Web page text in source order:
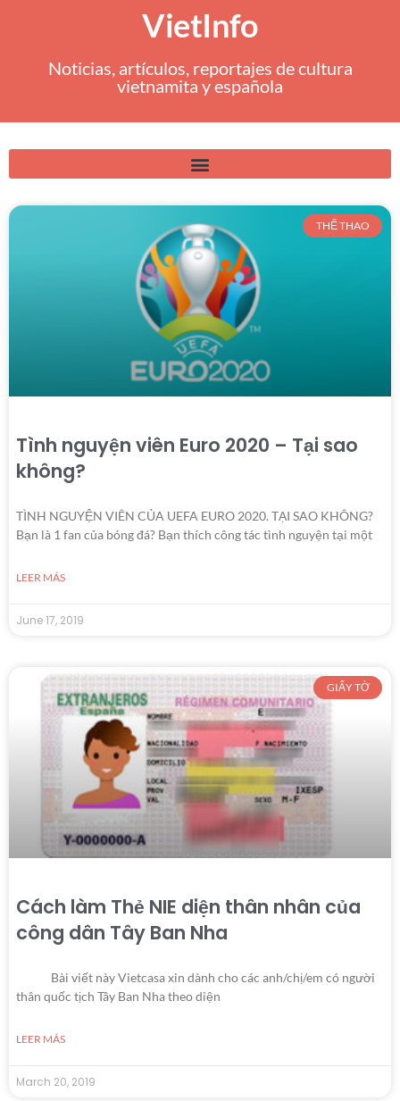
VietInfo
Noticias, artículos, reportajes de cultura
vietnamita y española
THỂ THAO
Tình nguyện viên Euro 2020 – Tại sao
không?
TÌNH NGUYỆN VIÊN CỦA UEFA EURO 2020. TẠI SAO KHÔNG?
Bạn là 1 fan của bóng đá? Bạn thích công tác tình nguyện tại một
LEER MÁS
June 17, 2019
GIẤY TỜ
Cách làm Thẻ NIE diện thân nhân của
công dân Tây Ban Nha
Bài viết này Vietcasa xin dành cho các anh/chị/em có người
thân quốc tịch Tây Ban Nha theo diện
LEER MÁS
March 20, 2019